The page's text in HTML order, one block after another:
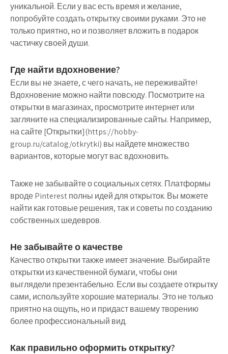
уникальной. Если у вас есть время и желание,
попробуйте создать открытку своими руками. Это не
только приятно, но и позволяет вложить в подарок
частичку своей души.
Где найти вдохновение?
Если вы не знаете, с чего начать, не переживайте!
Вдохновение можно найти повсюду. Посмотрите на
открытки в магазинах, просмотрите интернет или
загляните на специализированные сайты. Например,
на сайте [Открытки](https://hobby-
group.ru/catalog/otkrytki) вы найдете множество
вариантов, которые могут вас вдохновить.
Также не забывайте о социальных сетях. Платформы
вроде Pinterest полны идей для открыток. Вы можете
найти как готовые решения, так и советы по созданию
собственных шедевров.
Не забывайте о качестве
Качество открытки также имеет значение. Выбирайте
открытки из качественной бумаги, чтобы они
выглядели презентабельно. Если вы создаете открытку
сами, используйте хорошие материалы. Это не только
приятно на ощупь, но и придаст вашему творению
более профессиональный вид.
Как правильно оформить открытку?